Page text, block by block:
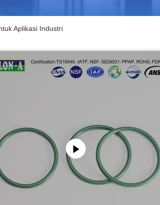
Aplikasi Industri